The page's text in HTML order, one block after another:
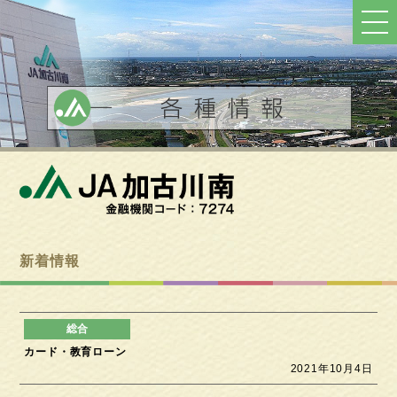
新着情報
カード・教育ローン
2021年10月4日